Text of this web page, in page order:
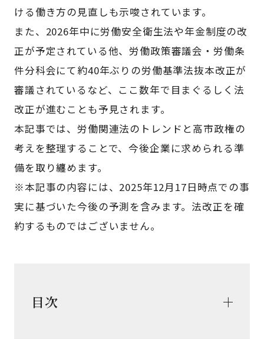
ける働き方の見直しも示唆されています。
また、2026年中に労働安全衛生法や年金制度の改
正が予定されている他、労働政策審議会・労働条
件分科会にて約40年ぶりの労働基準法抜本改正が
審議されているなど、ここ数年で目まぐるしく法
改正が進むことも予見されます。
本記事では、労働関連法のトレンドと高市政権の
考えを整理することで、今後企業に求められる準
備を取り纏めます。
※本記事の内容には、2025年12月17日時点での事
実に基づいた今後の予測を含みます。法改正を確
約するものではございません。
目次